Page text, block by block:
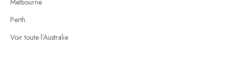
Melbourne
Perth
Voir toute l’Australie